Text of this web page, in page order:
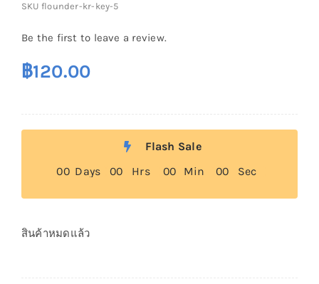
SKU flounder-kr-key-5
Be the first to leave a review.
฿120.00
Flash Sale
00 Days 00 Hrs 00 Min 00 Sec
สินค้าหมดแล้ว